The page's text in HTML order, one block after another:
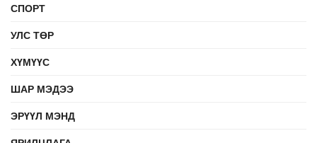
СПОРТ
УЛС ТӨР
ХҮМҮҮС
ШАР МЭДЭЭ
ЭРҮҮЛ МЭНД